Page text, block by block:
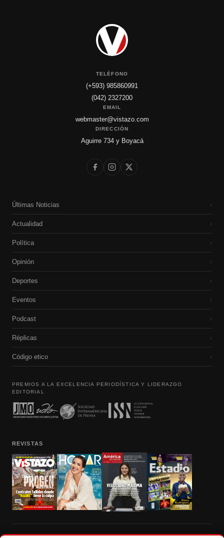
TELÉFONO
(+593) 985860991
(042) 2327200
EMAIL
webmaster@vistazo.com
DIRECCIÓN
Aguirre 734 y Boyacá
Últimas Noticias ›
Actualidad ›
Política ›
Opinión ›
Deportes ›
Eventos ›
Podcast ›
Réplicas ›
Código etico ›
PREMIOS A LA EXCELENCIA PERIODÍSTICA Y LIDERAZGO
EDITORIAL
REVISTAS